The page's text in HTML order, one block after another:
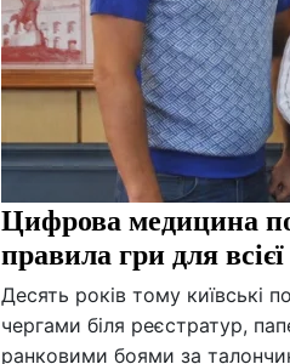
Цифрова медицина
правила гри для
Десять років тому київські
чергами біля реєстратур,
ранковими боями за